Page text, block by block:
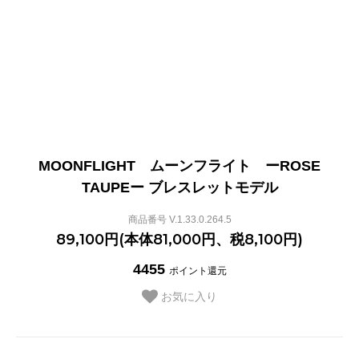
MOONFLIGHT ムーンフライト ーROSE
TAUPEー ブレスレットモデル
商品番号 V.1.33.0.264.5
89,100円(本体81,000円、税8,100円)
4455 ポイント還元
お気に入り